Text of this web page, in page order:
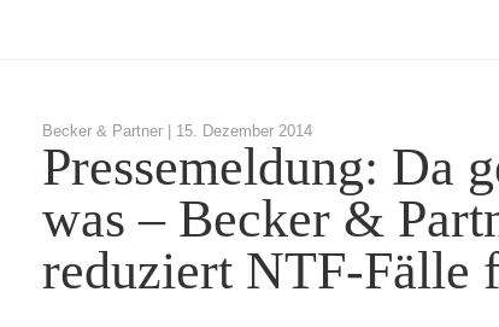
Becker & Partner | 15. Dezember 2014
Pressemeldung: Da
was – Becker &
reduziert NTF-Fälle